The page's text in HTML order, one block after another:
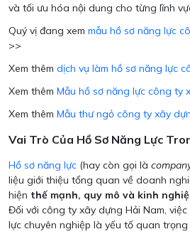
và tối ưu hóa nội dung cho từng lĩnh
Quý vị đang xem mẫu hồ sơ năng lực
>>
Xem thêm dịch vụ làm hồ sơ năng lực
Xem thêm Mẫu hồ sơ năng lực công ty
Xem thêm Mẫu thư ngỏ công ty xây
Vai Trò Của Hồ Sơ Năng Lực
Hồ sơ năng lực (hay còn gọi là
liệu giới thiệu tổng quan về doanh
hiện thế mạnh, quy mô và kinh
Đối với công ty xây dựng Hải Nam,
lực chuyên nghiệp là yếu tố quan trọng